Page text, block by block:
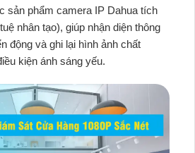
sản phẩm camera IP Dahua tích
nhân tạo), giúp nhận diện thông
động và ghi lại hình ảnh chất
kiện ánh sáng yếu.